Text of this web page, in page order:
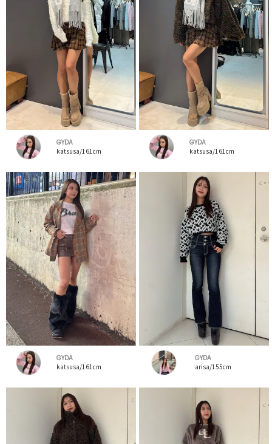
GYDA
katsusa/161cm
GYDA
katsusa/161cm
GYDA
katsusa/161cm
GYDA
arisa/155cm